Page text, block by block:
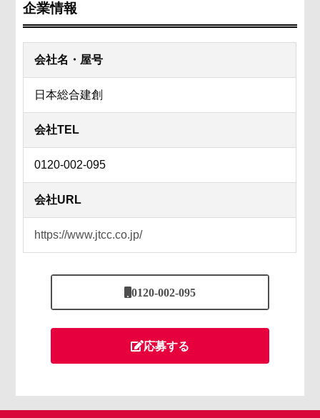
企業情報
会社名・屋号
日本総合建創
会社TEL
0120-002-095
会社URL
https://www.jtcc.co.jp/
0120-002-095
応募する